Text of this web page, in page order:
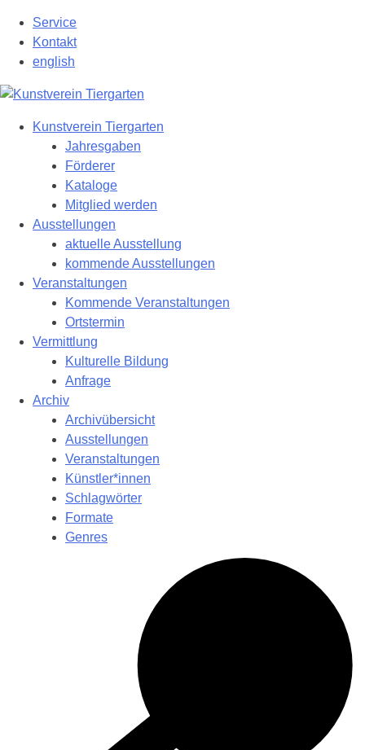
Hauptinhalt
springen
Service
Kontakt
english
Kunstverein Tiergarten
Jahresgaben
Förderer
Kataloge
Mitglied werden
Ausstellungen
aktuelle Ausstellung
kommende Ausstellungen
Veranstaltungen
Kommende Veranstaltungen
Ortstermin
Vermittlung
Kulturelle Bildung
Anfrage
Archiv
Archivübersicht
Ausstellungen
Veranstaltungen
Künstler*innen
Schlagwörter
Formate
Genres